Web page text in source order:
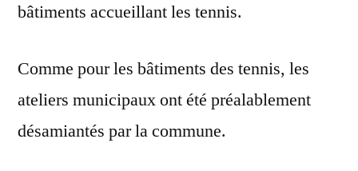
bâtiments accueillant les tennis.
Comme pour les bâtiments des tennis, les
ateliers municipaux ont été préalablement
désamiantés par la commune.